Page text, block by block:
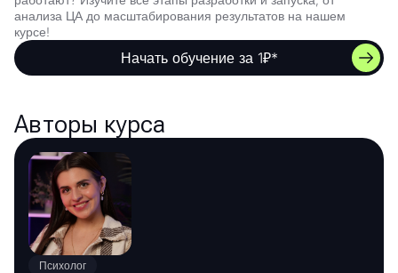
анализа ЦА до масштабирования результатов на нашем
курсе!
Начать обучение за 1₽*
Авторы курса
Психолог